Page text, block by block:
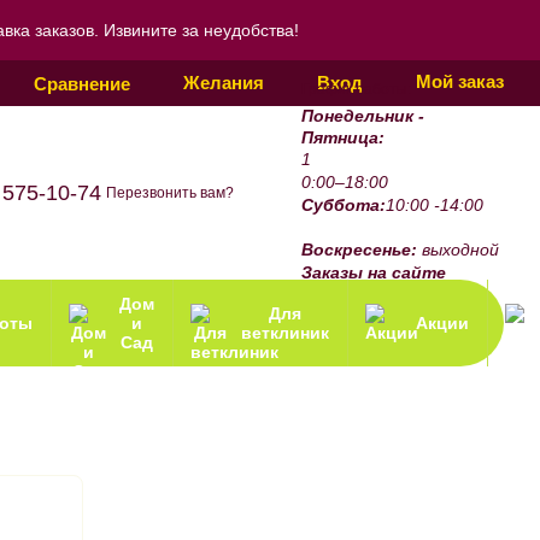
заказов. Извините за неудобства!
Сравнение Желания Вход Мой заказ
10-74 Перезвонить вам?
График работы:
Понедельник -
Пятница:
1
0:00–18:00
Суббота:10:00 -14:00
Воскресенье: выходной
Заказы на сайте
Дом
и
Сад
Для
ветклиник
Акции